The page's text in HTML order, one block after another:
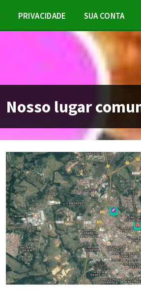
PRIVACIDADE SUA CONTA
Nosso lugar